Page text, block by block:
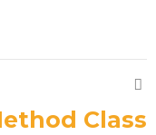
Class